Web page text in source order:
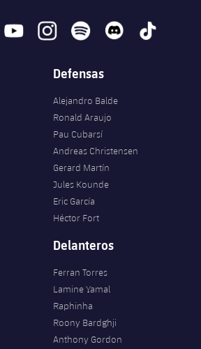
youtubeinstagramspotify discord tiktok
Defensas
Alejandro Balde
Ronald Araujo
Pau Cubarsí
Andreas Christensen
Gerard Martín
Jules Kounde
Eric García
Héctor Fort
Delanteros
Ferran Torres
Lamine Yamal
Raphinha
Roony Bardghji
Anthony Gordon